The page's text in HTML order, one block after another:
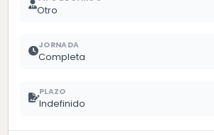
Otro
JORNADA
Completa
PLAZO
Indefinido